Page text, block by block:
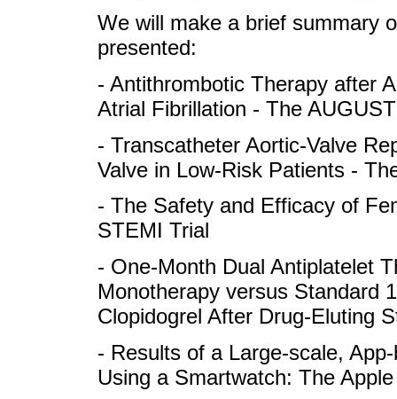
We will make a brief summary
presented:
- Antithrombotic Therapy after
Atrial Fibrillation - The
- Transcatheter Aortic-Valve
Valve in Low-Risk Patients -
- The Safety and Efficacy of
STEMI Trial
- One-Month Dual Antiplatelet
Monotherapy versus Standard
Clopidogrel After Drug-Eluting
- Results of a Large-scale,
Using a Smartwatch: The